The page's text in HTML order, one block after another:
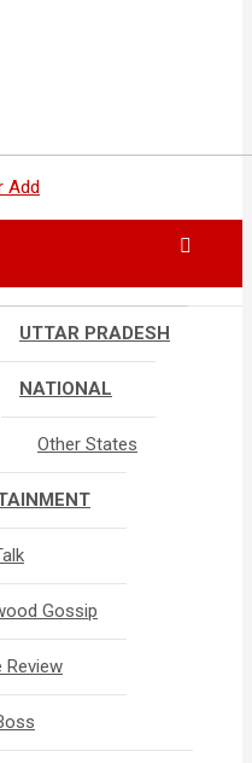
UTTAR PRADESH
NATIONAL
Other States
Gossip
Review